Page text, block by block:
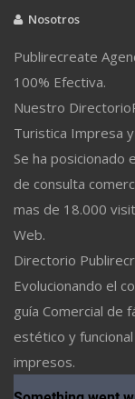
Nosotros
Publirecreate
100% Efectiva.
Nuestro
Turistica Impresa
Se ha posicionado
de consulta
mas de 18.000
Web.
Directorio
Evolucionando el
guía Comercial de
estético y
impresos.